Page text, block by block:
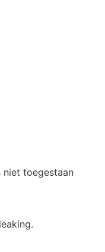
niet toegestaan